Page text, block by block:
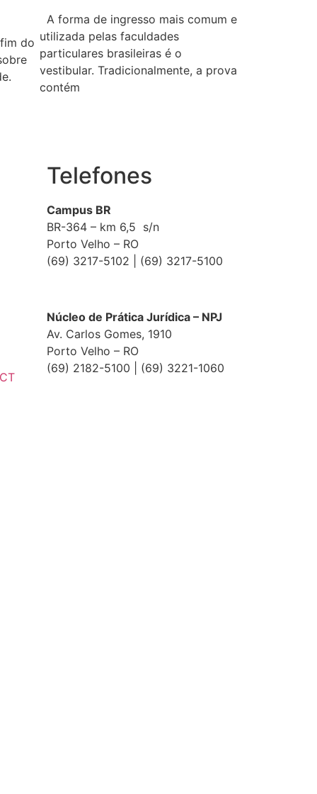
do
A forma de ingresso mais comum e
utilizada pelas faculdades
particulares brasileiras é o
vestibular. Tradicionalmente, a prova
contém
Telefones
Campus BR
BR-364 – km 6,5 s/n
Porto Velho – RO
(69) 3217-5102 | (69) 3217-5100
Núcleo de Prática Jurídica – NPJ
Av. Carlos Gomes, 1910
Porto Velho – RO
(69) 2182-5100 | (69) 3221-1060